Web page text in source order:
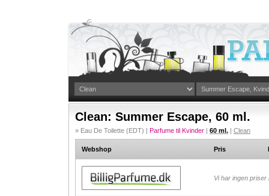
Clean: Summer Escape, 60 ml.
» Eau De Toilette (EDT) | Parfume til Kvinder | 60 ml. | Clean
Webshop Pris
Vi har ingen